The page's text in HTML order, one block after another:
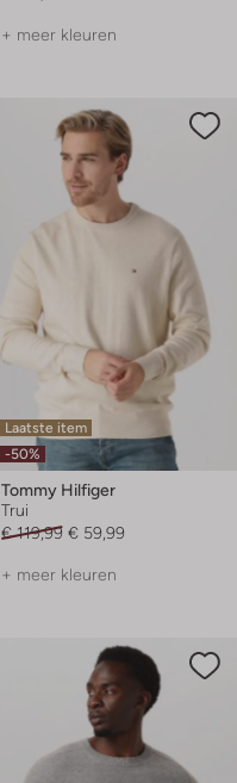
+ meer kleuren
Laatste item
-50%
Tommy Hilfiger
Trui
€ 119,99 € 59,99
+ meer kleuren